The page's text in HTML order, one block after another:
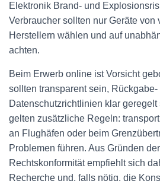
Elektronik Brand- und
Verbraucher sollten nur Geräte von
Herstellern wählen und auf
achten.
Beim Erwerb online ist Vorsicht
sollten transparent sein, Rückgabe-
Datenschutzrichtlinien klar
gelten zusätzliche Regeln:
an Flughäfen oder beim
Problemen führen. Aus Gründen
Rechtskonformität empfiehlt sich
Recherche und, falls nötig, die